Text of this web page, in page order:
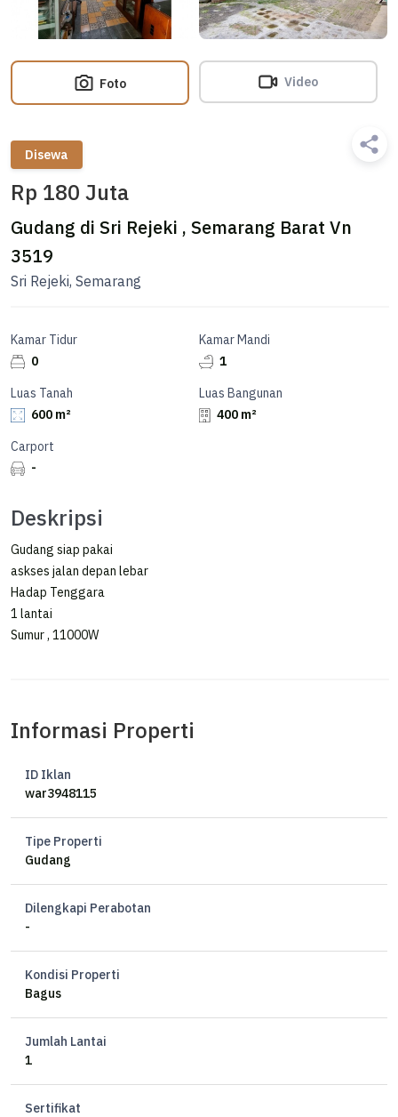
Foto Video
Disewa
Rp 180 Juta
Gudang di Sri Rejeki , Semarang Barat Vn
3519
Sri Rejeki, Semarang
Kamar Tidur
0
Kamar Mandi
1
Luas Tanah
600 m²
Luas Bangunan
400 m²
Carport
-
Deskripsi
Gudang siap pakai
askses jalan depan lebar
Hadap Tenggara
1 lantai
Sumur , 11000W
Informasi Properti
ID Iklan
war3948115
Tipe Properti
Gudang
Dilengkapi Perabotan
-
Kondisi Properti
Bagus
Jumlah Lantai
1
Sertifikat